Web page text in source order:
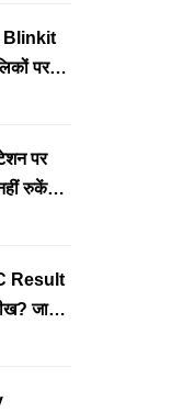
Blinkit
पर
पर
रुकेंगी
Result